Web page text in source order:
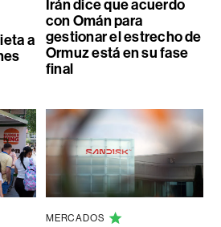
a
Irán dice que acuerdo
con Omán para
gestionar el estrecho de
Ormuz está en su fase
final
MERCADOS